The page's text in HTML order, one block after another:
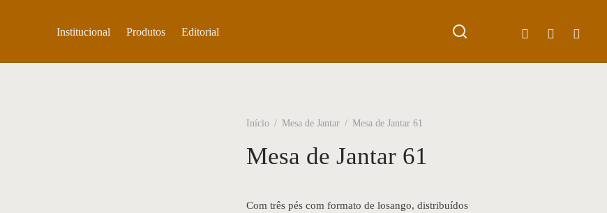
Institucional Produtos Editorial
Início / Mesa de Jantar / Mesa de Jantar 61
Mesa de Jantar 61
Com três pés com formato de losango, distribuídos